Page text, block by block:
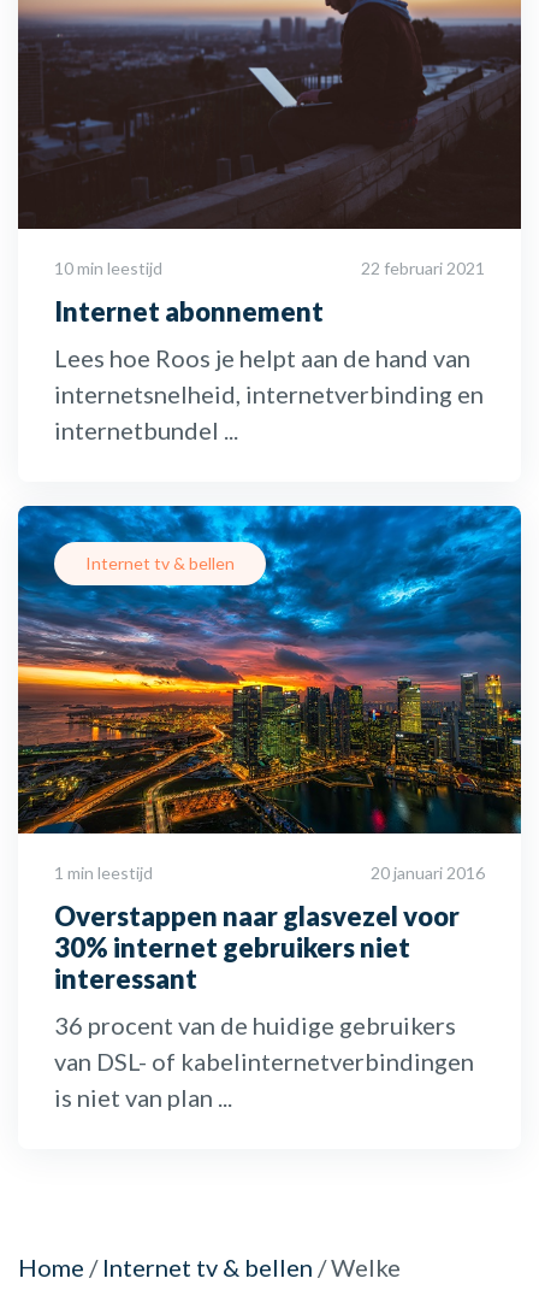
10 min leestijd 22 februari 2021
Internet abonnement
Lees hoe Roos je helpt aan de hand van
internetsnelheid, internetverbinding en
internetbundel ...
Internet tv & bellen
1 min leestijd 20 januari 2016
Overstappen naar glasvezel voor
30% internet gebruikers niet
interessant
36 procent van de huidige gebruikers
van DSL- of kabelinternetverbindingen
is niet van plan ...
Home / Internet tv & bellen /Welke